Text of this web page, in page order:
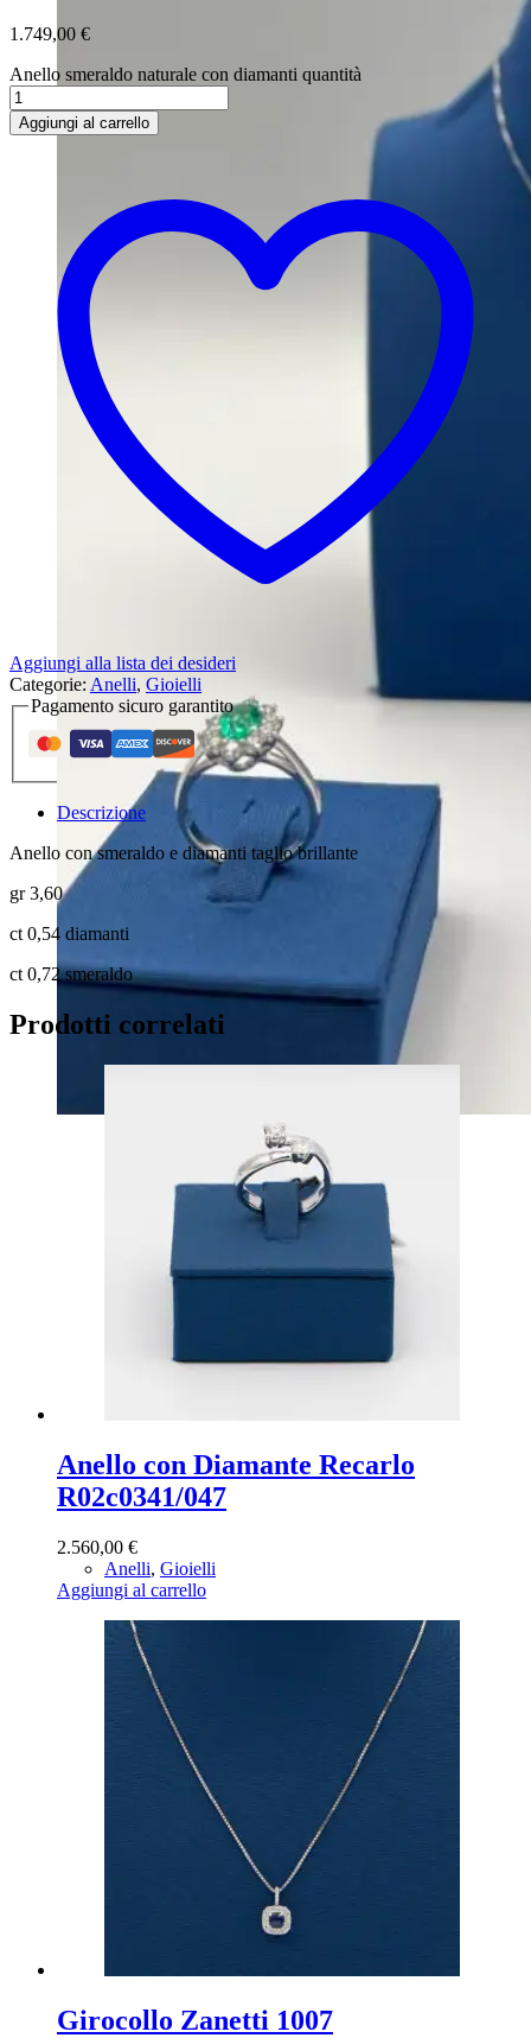
1.749,00 €
Anello smeraldo naturale con diamanti quantità
Aggiungi al carrello
Aggiungi alla lista dei desideri
Categorie: Anelli, Gioielli
Pagamento sicuro garantito
Descrizione
Anello con smeraldo e diamanti taglio brillante
gr 3,60
ct 0,54 diamanti
ct 0,72 smeraldo
Prodotti correlati
Anello con Diamante Recarlo
R02c0341/047
2.560,00 €
Anelli, Gioielli
Aggiungi al carrello
Girocollo Zanetti 1007